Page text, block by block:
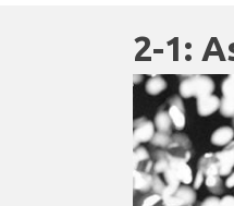
2-1: